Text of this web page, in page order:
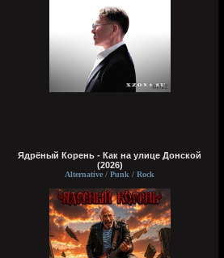
Ядрёный Корень - Как на улице Донской
(2026)
Alternative / Punk / Rock